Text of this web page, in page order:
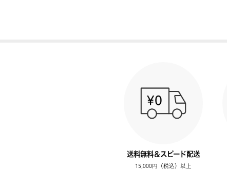
送料無料＆スピード配送
15,000円（税込）以上